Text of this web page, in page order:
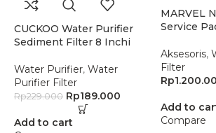
CUCKOO Water Purifier
Sediment Filter 8 Inchi
Water Purifier, Water
Purifier Filter
Rp229.000 Rp189.000
Add to cart
MARVEL
Service
Aksesoris,
Filter
Rp
Add to
Compare